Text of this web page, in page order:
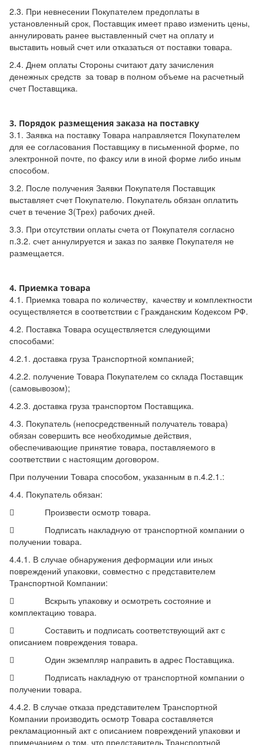
2.3. При невнесении Покупателем предоплаты в
установленный срок, Поставщик имеет право изменить цены,
аннулировать ранее выставленный счет на оплату и
выставить новый счет или отказаться от поставки товара.
2.4. Днем оплаты Стороны считают дату зачисления
денежных средств за товар в полном объеме на расчетный
счет Поставщика.
3. Порядок размещения заказа на поставку
3.1. Заявка на поставку Товара направляется Покупателем
для ее согласования Поставщику в письменной форме, по
электронной почте, по факсу или в иной форме либо иным
способом.
3.2. После получения Заявки Покупателя Поставщик
выставляет счет Покупателю. Покупатель обязан оплатить
счет в течение 3(Трех) рабочих дней.
3.3. При отсутствии оплаты счета от Покупателя согласно
п.3.2. счет аннулируется и заказ по заявке Покупателя не
размещается.
4. Приемка товара
4.1. Приемка товара по количеству, качеству и комплектности
осуществляется в соответствии с Гражданским Кодексом РФ.
4.2. Поставка Товара осуществляется следующими
способами:
4.2.1. доставка груза Транспортной компанией;
4.2.2. получение Товара Покупателем со склада Поставщик
(самовывозом);
4.2.3. доставка груза транспортом Поставщика.
4.3. Покупатель (непосредственный получатель товара)
обязан совершить все необходимые действия,
обеспечивающие принятие товара, поставляемого в
соответствии с настоящим договором.
При получении Товара способом, указанным в п.4.2.1.:
4.4. Покупатель обязан:
 Произвести осмотр товара.
 Подписать накладную от транспортной компании о
получении товара.
4.4.1. В случае обнаружения деформации или иных
повреждений упаковки, совместно с представителем
Транспортной Компании:
 Вскрыть упаковку и осмотреть состояние и
комплектацию товара.
 Составить и подписать соответствующий акт с
описанием повреждения товара.
 Один экземпляр направить в адрес Поставщика.
 Подписать накладную от транспортной компании о
получении товара.
4.4.2. В случае отказа представителем Транспортной
Компании производить осмотр Товара составляется
рекламационный акт с описанием повреждений упаковки и
примечанием о том, что представитель Транспортной